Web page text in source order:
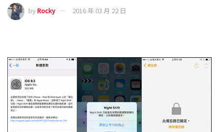
byRocky 2016 年 03 月 22 日